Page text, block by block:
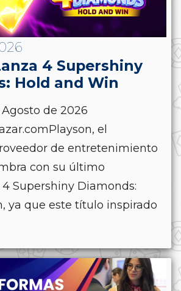
4 Supershiny
Hold and Win
de 2026
el
de entretenimiento
con su último
Supershiny Diamonds:
ya que este título inspirado